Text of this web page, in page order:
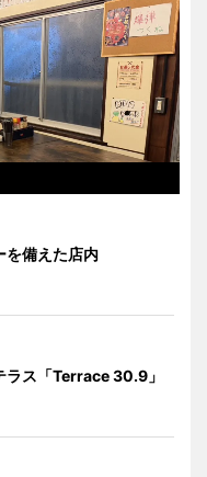
を備えた店内
ラス「Terrace 30.9」